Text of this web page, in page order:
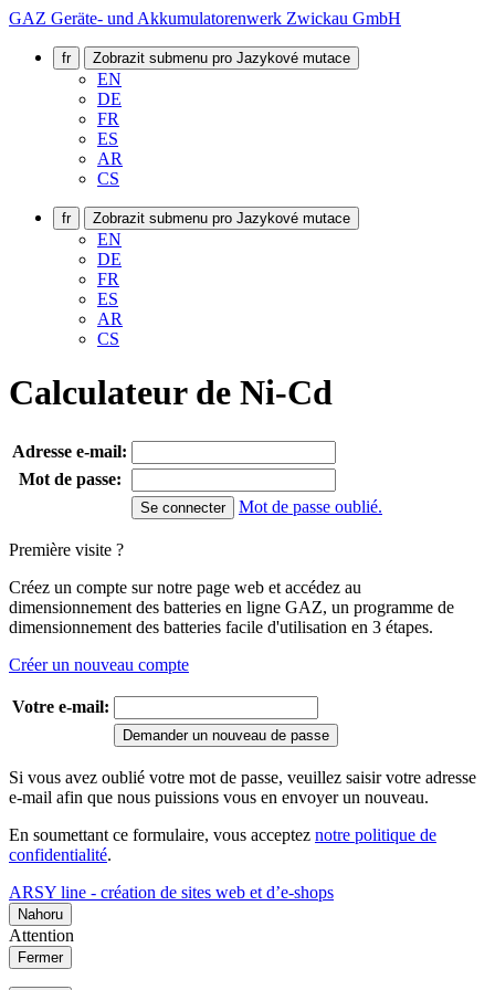
GAZ Geräte- und Akkumulatorenwerk Zwickau GmbH
fr Zobrazit submenu pro Jazykové mutace
EN
DE
FR
ES
AR
CS
fr Zobrazit submenu pro Jazykové mutace
EN
DE
FR
ES
AR
CS
Calculateur de Ni-Cd
Adresse e-mail:
Mot de passe:
Mot de passe oublié.
Première visite ?
Créez un compte sur notre page web et accédez au
dimensionnement des batteries en ligne GAZ, un programme de
dimensionnement des batteries facile d'utilisation en 3 étapes.
Créer un nouveau compte
Votre e-mail:
Demander un nouveau de passe
Si vous avez oublié votre mot de passe, veuillez saisir votre adresse
e-mail afin que nous puissions vous en envoyer un nouveau.
En soumettant ce formulaire, vous acceptez notre politique de
confidentialité.
ARSY line - création de sites web et d’e-shops
Nahoru
Attention
Fermer